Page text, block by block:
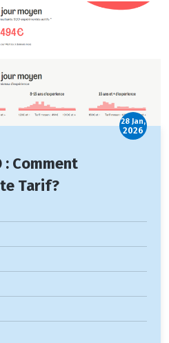
28 Jan,
2026
: Comment
Tarif?